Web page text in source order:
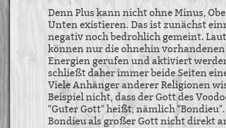
Denn Plus kann nicht ohne Minus,
Unten existieren. Das ist zunächst
negativ noch bedrohlich gemeint.
können nur die ohnehin
Energien gerufen und aktiviert
schließt daher immer beide Seiten
Viele Anhänger anderer Religionen
Beispiel nicht, dass der Gott des
"Guter Gott" heißt, nämlich
Bondieu als großer Gott nicht direkt